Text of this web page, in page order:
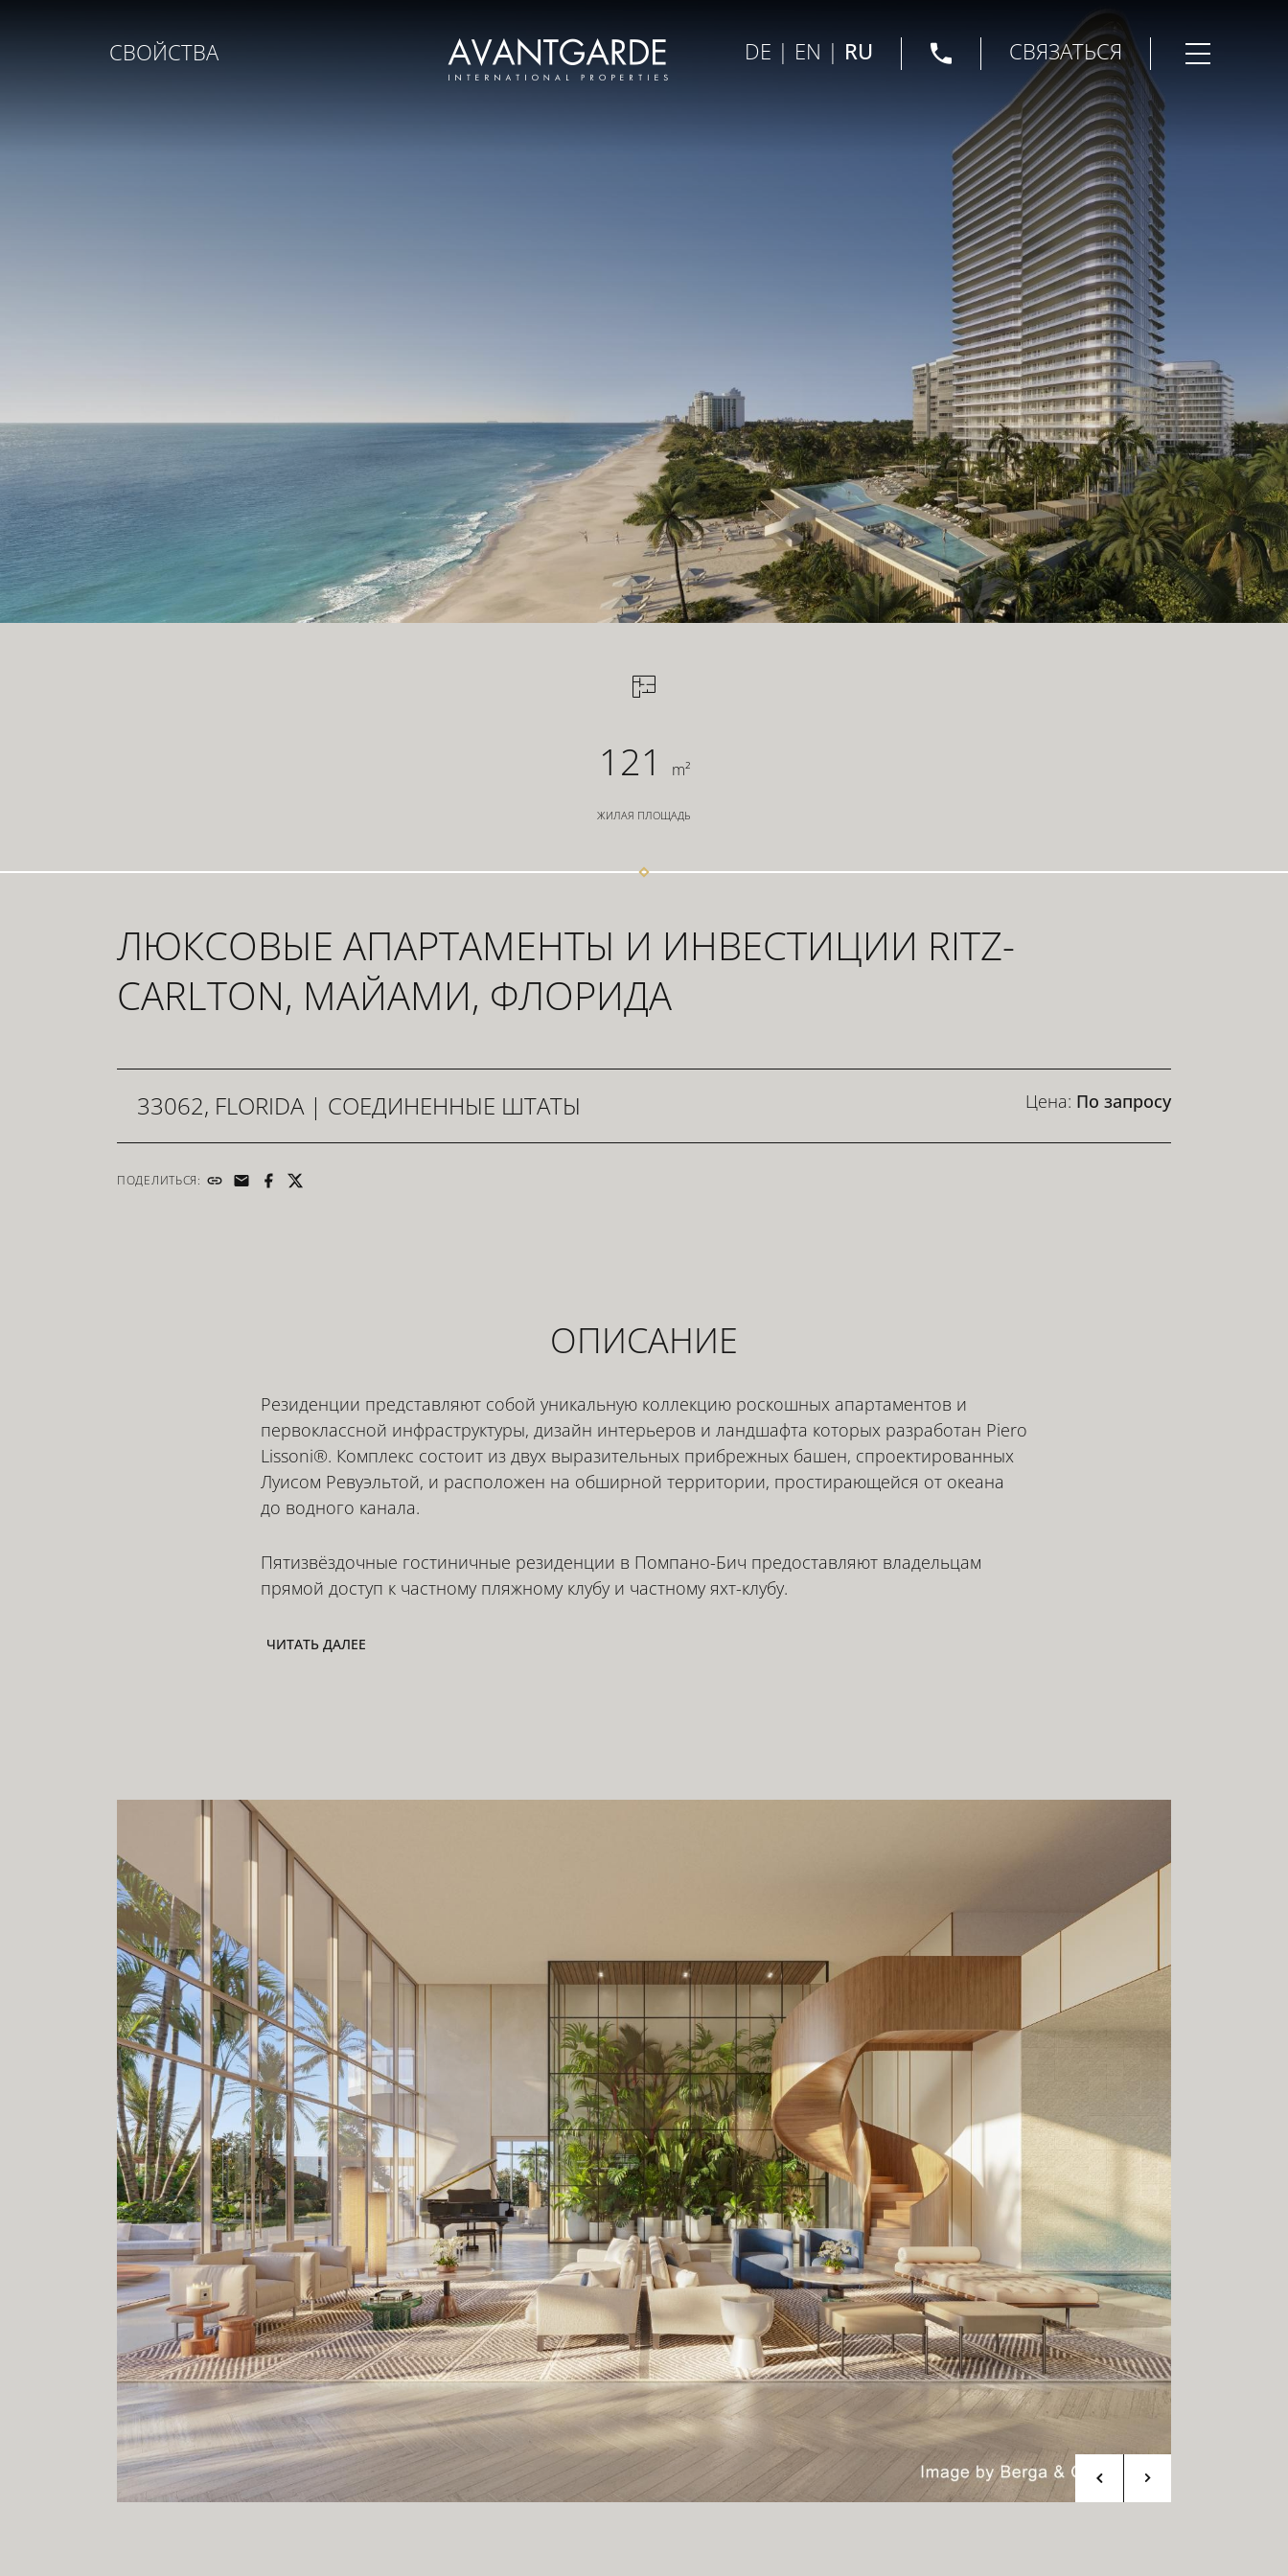
СВОЙСТВА DE | EN | RU СВЯЗАТЬСЯ Открыть
×
Закрыть меню
ИНВЕСТОРЫ
ДЛЯ РАЗРАБОТЧИКОВ
СВЯЗАТЬСЯ
121 m²
ЖИЛАЯ ПЛОЩАДЬ
ЛЮКСОВЫЕ АПАРТАМЕНТЫ И ИНВЕСТИЦИИ RITZ-
CARLTON, МАЙАМИ, ФЛОРИДА
33062, FLORIDA| СОЕДИНЕННЫЕ ШТАТЫ Цена: По запросу
ПОДЕЛИТЬСЯ:
ОПИСАНИЕ
Резиденции представляют собой уникальную коллекцию роскошных апартаментов и
первоклассной инфраструктуры, дизайн интерьеров и ландшафта которых разработан Piero
Lissoni®. Комплекс состоит из двух выразительных прибрежных башен, спроектированных
Луисом Ревуэльтой, и расположен на обширной территории, простирающейся от океана
до водного канала.
Пятизвёздочные гостиничные резиденции в Помпано-Бич предоставляют владельцам
прямой доступ к частному пляжному клубу и частному яхт-клубу.
ЧИТАТЬ ДАЛЕЕ